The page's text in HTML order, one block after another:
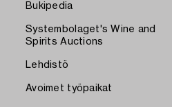
Bukipedia
Systembolaget's Wine and
Spirits Auctions
Lehdistö
Avoimet työpaikat